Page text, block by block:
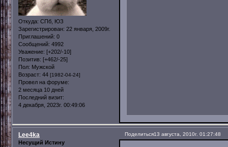
Откуда: СПб, ЮЗ
Зарегистрирован: 22 января, 2009г.
Приглашений: 0
Сообщений: 4992
Уважение: [+202/-10]
Позитив: [+462/-25]
Пол: Мужской
Возраст: 44 [1982-04-24]
Провел на форуме:
2 месяца 10 дней
Последний визит:
4 декабря, 2023г. 00:49:06
Поделиться13 августа, 2010г. 01:27:48
Lee4ka
Несущий Истину